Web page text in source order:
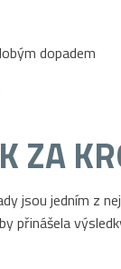
dopadem
ZA
jsou jedním z
přinášela